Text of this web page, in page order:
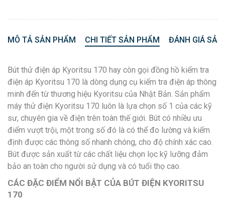
MÔ TẢ SẢN PHẨM CHI TIẾT SẢN PHẨM ĐÁNH GIÁ
Bút thử điện áp Kyoritsu 170 hay còn gọi đồng hồ kiểm tra
điện áp Kyoritsu 170 là dòng dụng cụ kiểm tra điện áp thông
minh đến từ thương hiệu Kyoritsu của Nhật Bản. Sản phẩm
máy thử điện Kyoritsu 170 luôn là lựa chọn số 1 của các kỹ
sư, chuyên gia về điện trên toàn thế giới. Bút có nhiều ưu
điểm vượt trội, một trong số đó là có thể đo lường và kiểm
định được các thông số nhanh chóng, cho độ chính xác cao.
Bút được sản xuất từ các chất liệu chọn lọc kỹ lưỡng đảm
bảo an toàn cho người sử dụng và có tuổi thọ cao.
CÁC ĐẶC ĐIỂM NỔI BẬT CỦA BÚT ĐIỆN KYORITSU
170